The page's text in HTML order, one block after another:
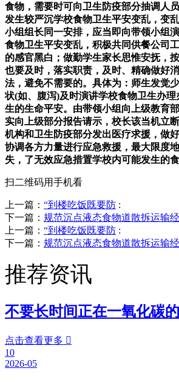
食物，需要时可向卫生防疫部分抽调人
发生较严沉学校食物卫生平安变乱，变
小组组长同一安排，应当即向带领小组
食物卫生平安变乱，积极共同供餐公司
的感官黑白；做勤学生家长思惟安抚，
也要及时，落实职责，及时、精确做好
法，避免不需要的。具体为：师生发觉
状(如、腹泻)及时演讲学校食物卫生办
生的生命平安。由带领小组向上级教育
实向上级部分报告请示，校长该当机立
机构和卫生防疫部分发出医疗求援，做
协调各方力量进行应急救援，最大限度
失，了无效应急措置学校内可能发生的
扫二维码用手机看
上一篇： “到楼吃饭既要防 :
下一篇： 规范沉点液态食物道散拆运输经
上一篇： “到楼吃饭既要防 :
下一篇： 规范沉点液态食物道散拆运输经
推荐资讯
不要长时间正在一氧化碳
点击查看更多 
10
2026-05